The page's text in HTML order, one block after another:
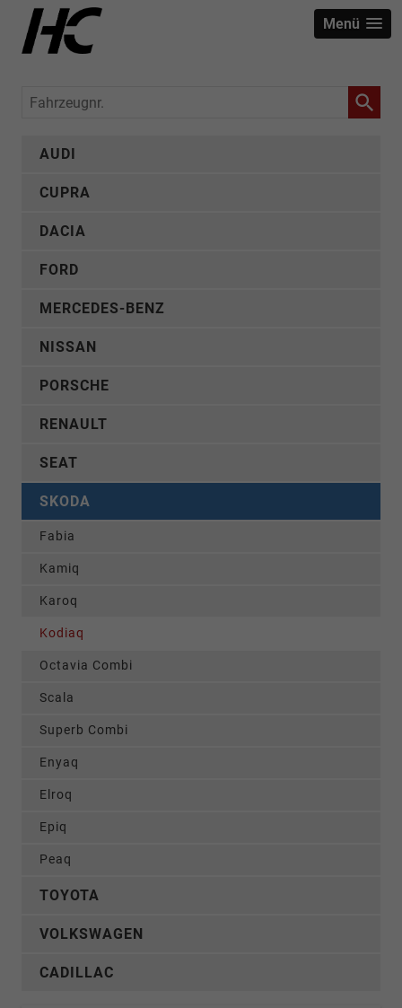
Menü
Fahrzeugnr.
AUDI
CUPRA
DACIA
FORD
MERCEDES-BENZ
NISSAN
PORSCHE
RENAULT
SEAT
SKODA
Fabia
Kamiq
Karoq
Kodiaq
Octavia Combi
Scala
Superb Combi
Enyaq
Elroq
Epiq
Peaq
TOYOTA
VOLKSWAGEN
CADILLAC